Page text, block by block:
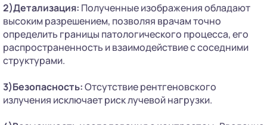
2)Детализация: Полученные изображения обладают
высоким разрешением, позволяя врачам точно
определить границы патологического процесса, его
распространенность и взаимодействие с соседними
структурами.
3)Безопасность:Отсутствие рентгеновского
излучения исключает риск лучевой нагрузки.